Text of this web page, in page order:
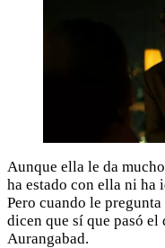
Aunque ella le da
ha estado con ella ni ha
Pero cuando le
dicen que sí que pasó el
Aurangabad.